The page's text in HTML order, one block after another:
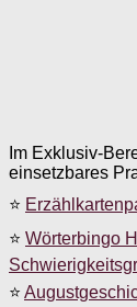
Im Exklusiv-
einsetzbares
⭐
⭐ Wörterbingo
⭐